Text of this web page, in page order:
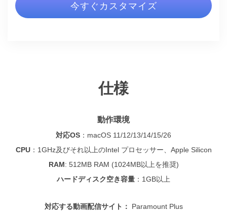
今すぐカスタマイズ
仕様
動作環境
対応OS ： macOS 11/12/13/14/15/26
CPU： 1GHz及びそれ以上のIntel プロセッサー、Apple Silicon
RAM: 512MB RAM (1024MB以上を推奨)
ハードディスク空き容量 ： 1GB以上
対応する動画配信サイト：
Paramount Plus